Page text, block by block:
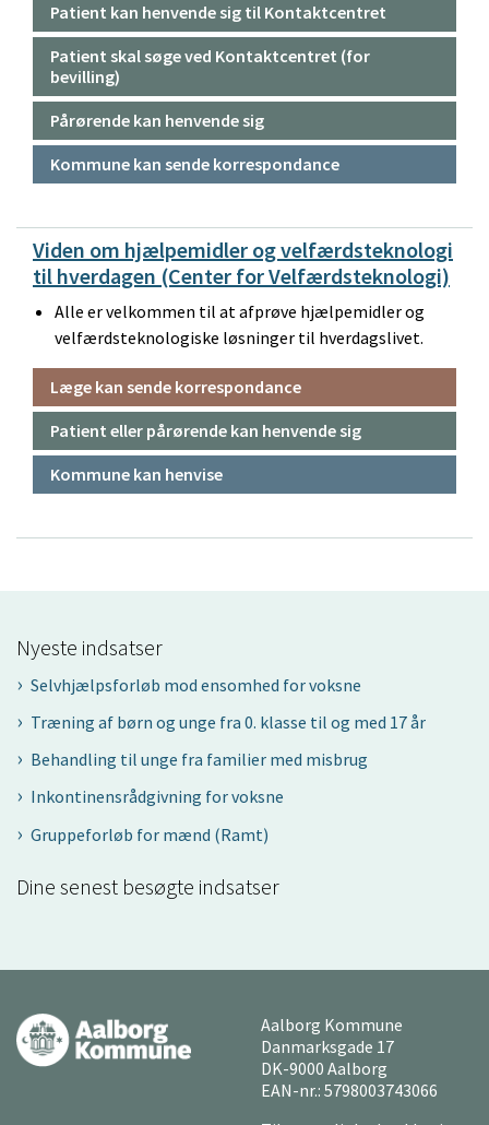
Patient kan henvende sig til Kontaktcentret
Patient skal søge ved Kontaktcentret (for
bevilling)
Pårørende kan henvende sig
Kommune kan sende korrespondance
Viden om hjælpemidler og velfærdsteknologi
til hverdagen (Center for Velfærdsteknologi)
Alle er velkommen til at afprøve hjælpemidler og
velfærdsteknologiske løsninger til hverdagslivet.
Læge kan sende korrespondance
Patient eller pårørende kan henvende sig
Kommune kan henvise
Nyeste indsatser
Selvhjælpsforløb mod ensomhed for voksne
Træning af børn og unge fra 0. klasse til og med 17 år
Behandling til unge fra familier med misbrug
Inkontinensrådgivning for voksne
Gruppeforløb for mænd (Ramt)
Dine senest besøgte indsatser
Aalborg Kommune
Danmarksgade 17
DK-9000 Aalborg
EAN-nr.: 5798003743066